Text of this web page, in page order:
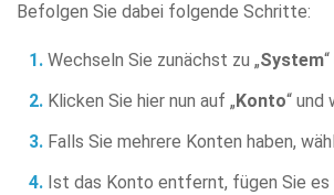
Befolgen Sie dabei folgende Schritte:
Wechseln Sie zunächst zu „System
Klicken Sie hier nun auf „Konto“ und
Falls Sie mehrere Konten haben,
Ist das Konto entfernt, fügen Sie es